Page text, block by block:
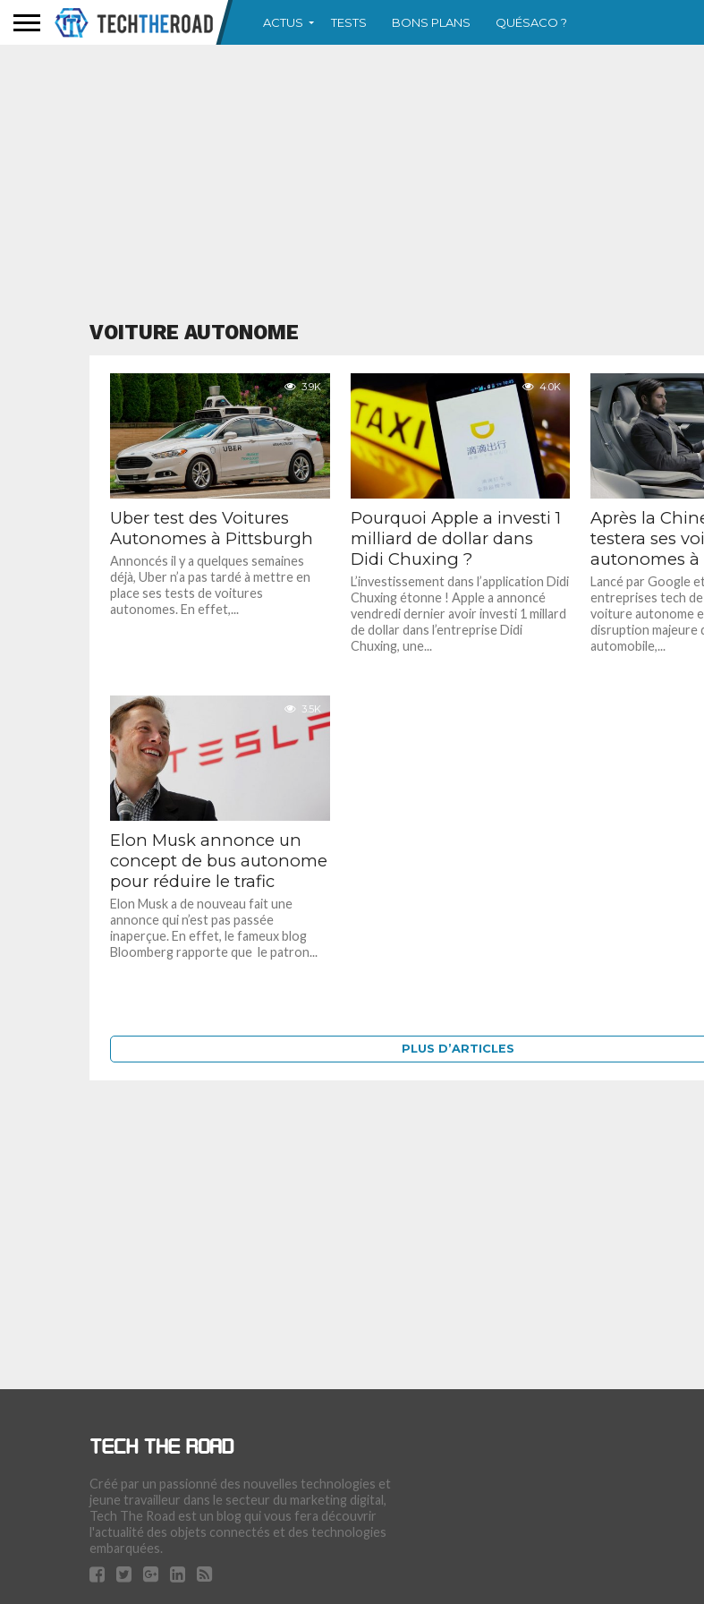
ACTUS TESTS BONS PLANS QUÉSACO ?
VOITURE AUTONOME
3.9K
Uber test des Voitures
Autonomes à Pittsburgh
Annoncés il y a quelques semaines
déjà, Uber n’a pas tardé à mettre en
place ses tests de voitures
autonomes. En effet,...
4.0K
Pourquoi Apple a investi 1
milliard de dollar dans
Didi Chuxing ?
L’investissement dans l’application Didi
Chuxing étonne ! Apple a annoncé
vendredi dernier avoir investi 1 millard
de dollar dans l’entreprise Didi
Chuxing, une...
Après la
testera ses
autonomes à
Lancé par Google
entreprises tech de
voiture autonome
disruption majeure
automobile,...
3.5K
Elon Musk annonce un
concept de bus autonome
pour réduire le trafic
Elon Musk a de nouveau fait une
annonce qui n’est pas passée
inaperçue. En effet, le fameux blog
Bloomberg rapporte que le patron...
PLUS D’ARTICLES
Créé par un passionné des nouvelles technologies et
jeune travailleur dans le secteur du marketing digital,
Tech The Road est un blog qui vous fera découvrir
l'actualité des objets connectés et des technologies
embarquées.